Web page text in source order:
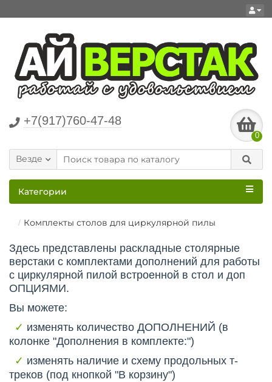
+7(917)760-47-48
0
Везде
Категории
Комплекты столов для циркулярной пилы
Здесь представлены раскладные столярные
верстаки с комплектами дополнений для работы
с циркулярной пилой встроенной в стол и доп
ОПЦИЯМИ.
Вы можете:
✓ изменять количество ДОПОЛНЕНИЙ (в
колонке "Дополнения в комплекте:")
✓ изменять наличие и схему продольных т-
треков (под кнопкой "В корзину")